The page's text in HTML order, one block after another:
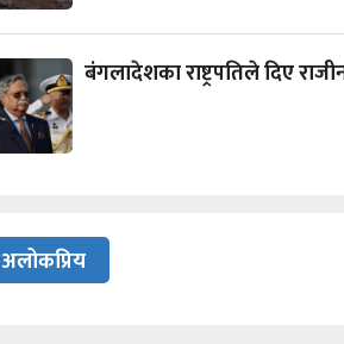
बंगलादेशका राष्ट्रपतिले दिए
अलोकप्रिय